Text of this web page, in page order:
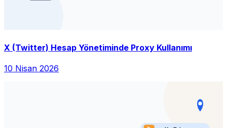
X (Twitter) Hesap Yönetiminde Proxy Kullanımı
10 Nisan 2026